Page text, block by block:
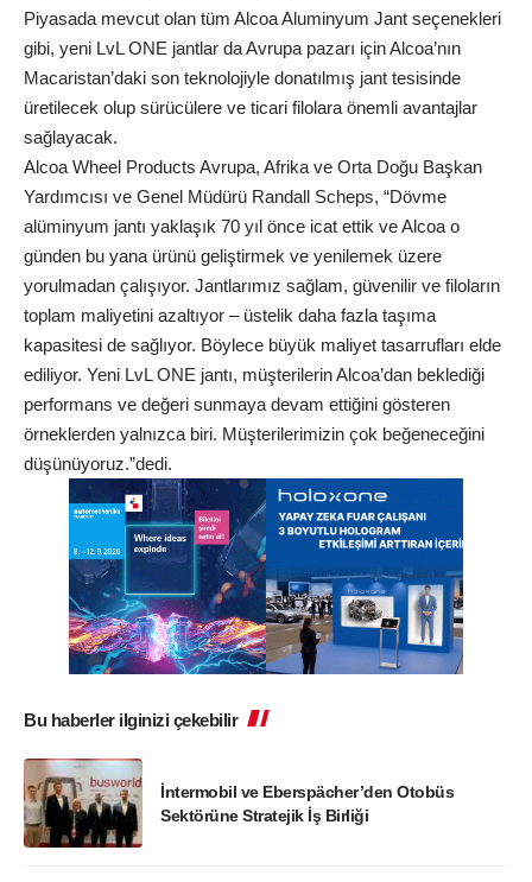
Piyasada mevcut olan tüm Alcoa Aluminyum Jant seçenekleri
gibi, yeni LvL ONE jantlar da Avrupa pazarı için Alcoa’nın
Macaristan’daki son teknolojiyle donatılmış jant tesisinde
üretilecek olup sürücülere ve ticari filolara önemli avantajlar
sağlayacak.
Alcoa Wheel Products Avrupa, Afrika ve Orta Doğu Başkan
Yardımcısı ve Genel Müdürü Randall Scheps, “Dövme
alüminyum jantı yaklaşık 70 yıl önce icat ettik ve Alcoa o
günden bu yana ürünü geliştirmek ve yenilemek üzere
yorulmadan çalışıyor. Jantlarımız sağlam, güvenilir ve filoların
toplam maliyetini azaltıyor – üstelik daha fazla taşıma
kapasitesi de sağlıyor. Böylece büyük maliyet tasarrufları elde
ediliyor. Yeni LvL ONE jantı, müşterilerin Alcoa’dan beklediği
performans ve değeri sunmaya devam ettiğini gösteren
örneklerden yalnızca biri. Müşterilerimizin çok beğeneceğini
düşünüyoruz.”dedi.
Bu haberler ilginizi çekebilir
İntermobil ve Eberspächer’den Otobüs
Sektörüne Stratejik İş Birliği